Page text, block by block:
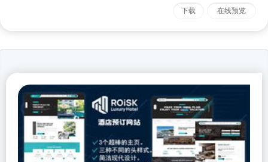
下载 在线预览